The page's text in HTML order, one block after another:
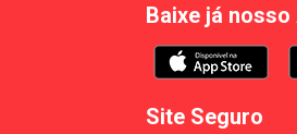
Baixe já nosso
Site Seguro